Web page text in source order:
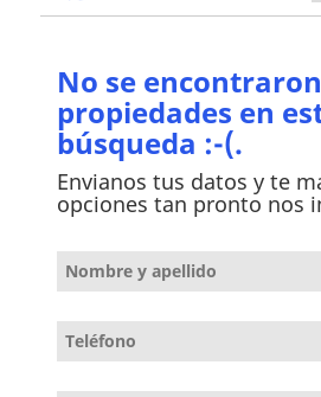
No se encontraron
propiedades en
búsqueda :-(.
Envianos tus datos y te
opciones tan pronto nos